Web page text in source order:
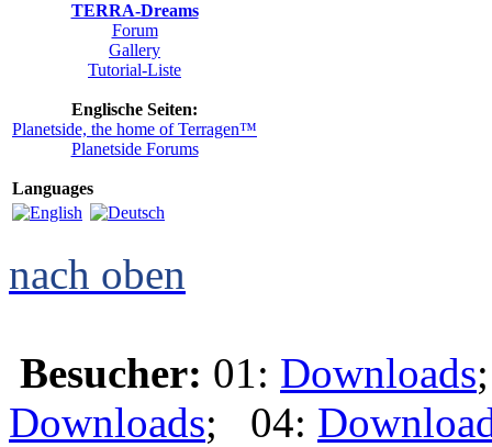
TERRA-Dreams
Forum
Gallery
Tutorial-Liste
Englische Seiten:
Planetside, the home of Terragen™
Planetside Forums
Languages
nach oben
Besucher: 01: Downloads
Downloads; 04: